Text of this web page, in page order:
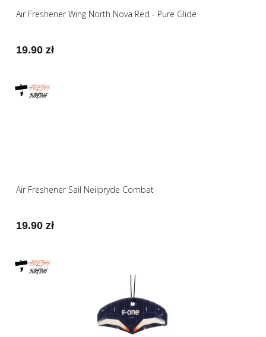
Air Freshener Wing North Nova Red - Pure Glide
19.90 zł
Air Freshener Sail Neilpryde Combat
19.90 zł